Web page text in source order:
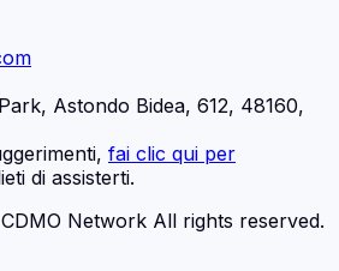
Astondo Bidea, 612, 48160,
fai clic qui per
di assisterti.
Network All rights reserved.